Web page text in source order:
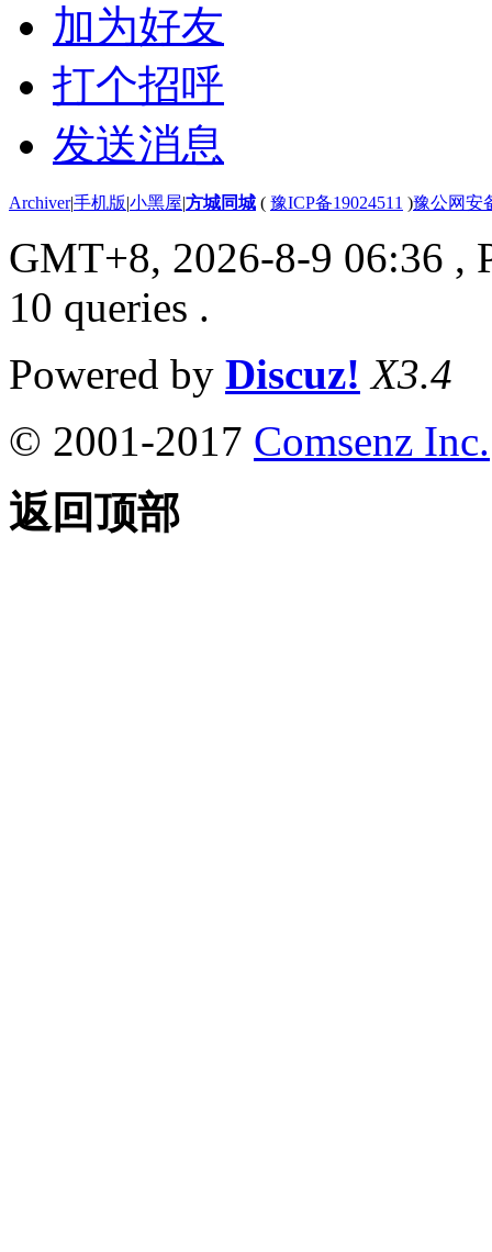
加为好友
打个招呼
发送消息
Archiver|手机版|小黑屋|方城同城 ( 豫ICP备19024511 )豫公网安
GMT+8, 2026-8-9 06:36 ,
10 queries .
Powered by Discuz! X3.4
© 2001-2017 Comsenz Inc.
返回顶部